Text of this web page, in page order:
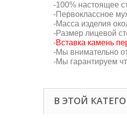
-100% настоящее
-Первоклассное
-Масса изделия
-Размер лицевой
-Вставка камень
-Мы внимательно
-Мы гарантируем
В ЭТОЙ